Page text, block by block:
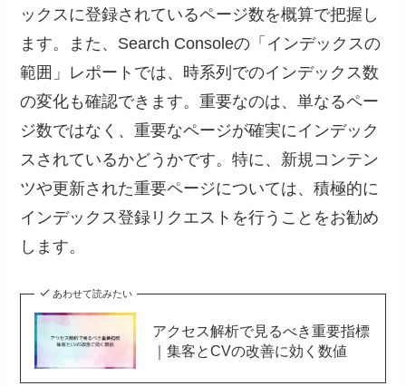
ックスに登録されているページ数を概算で把握し
ます。また、Search Consoleの「インデックスの
範囲」レポートでは、時系列でのインデックス数
の変化も確認できます。重要なのは、単なるペー
ジ数ではなく、重要なページが確実にインデック
スされているかどうかです。特に、新規コンテン
ツや更新された重要ページについては、積極的に
インデックス登録リクエストを行うことをお勧め
します。
あわせて読みたい
アクセス解析で見るべき重要指標
｜集客とCVの改善に効く数値